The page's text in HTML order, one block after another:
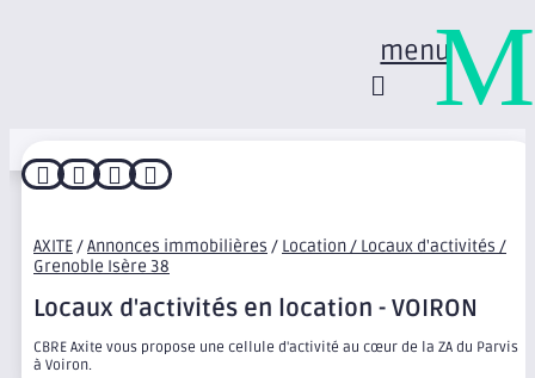
menu
   
AXITE/Annonces immobilières / Location / Locaux d'activités /
Grenoble Isère 38
Locaux d'activités en location - VOIRON
CBRE Axite vous propose une cellule d'activité au cœur de la ZA du Parvis
à Voiron.
M